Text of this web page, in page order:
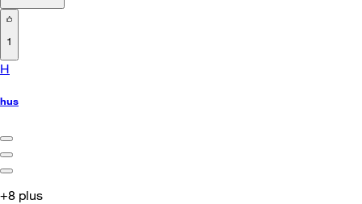
1
H
hus
+8 plus